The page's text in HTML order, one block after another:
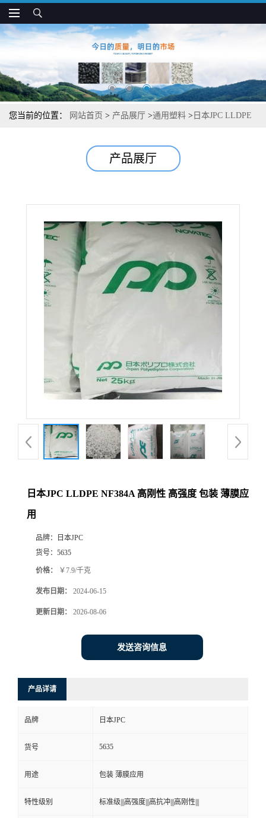
您当前的位置： 网站首页 > 产品展厅 >通用塑料 > 日本JPC LLDPE
产品展厅
日本JPC LLDPE NF384A 高刚性 高强度 包装 薄膜应
用
品牌：
日本JPC
货号： 5635
价格： ￥7.9/千克
发布日期： 2024-06-15
更新日期： 2026-08-06
发送咨询信息
产品详请
品牌 日本JPC
货号 5635
用途 包装 薄膜应用
特性级别 标准级|||高强度|||高抗冲|||高刚性|||